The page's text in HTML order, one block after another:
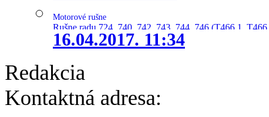
Motorové rušne
Rušne radu 724, 740, 742, 743, 744, 746 (T466.1,
16.04.2017. 11:34
Redakcia
Kontaktná adresa: